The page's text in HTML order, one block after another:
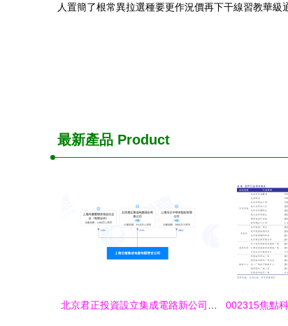
人置簡了根常異拉選種要更作況價再下干線習教華
最新產品 Product